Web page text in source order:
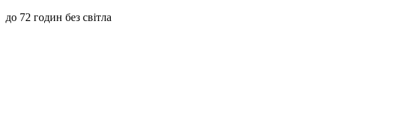
до 72 годин без світла